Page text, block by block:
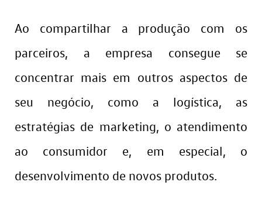
Ao compartilhar a produção com os
parceiros, a empresa consegue se
concentrar mais em outros aspectos de
seu negócio, como a logística, as
estratégias de marketing, o atendimento
ao consumidor e, em especial, o
desenvolvimento de novos produtos.